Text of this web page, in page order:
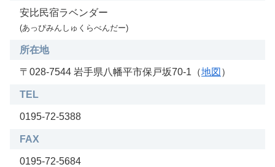
安比民宿ラベンダー
(あっぴみんしゅくらべんだー)
所在地
〒028-7544 岩手県八幡平市保戸坂70-1（地図 ）
TEL
0195-72-5388
FAX
0195-72-5684